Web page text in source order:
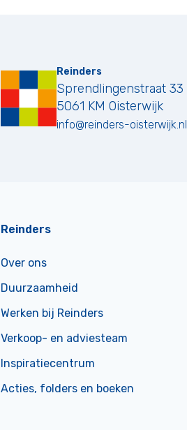
Reinders
Sprendlingenstraat 33
5061 KM Oisterwijk
info@reinders-oisterwijk.nl
Reinders
Over ons
Duurzaamheid
Werken bij Reinders
Verkoop- en adviesteam
Inspiratiecentrum
Acties, folders en boeken